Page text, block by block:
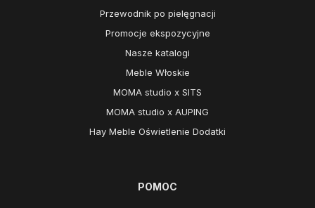
Przewodnik po pielęgnacji
Promocje ekspozycyjne
Nasze katalogi
Meble Włoskie
MOMA studio x SITS
MOMA studio x AUPING
Hay Meble Oświetlenie Dodatki
POMOC